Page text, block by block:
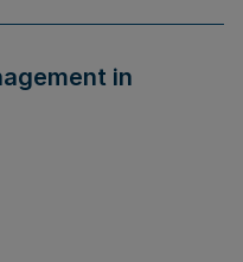
in